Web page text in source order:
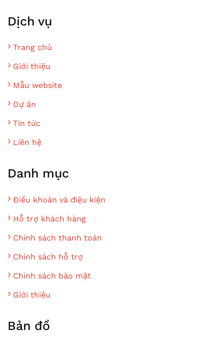
Dịch vụ
Trang chủ
Giới thiệu
Mẫu website
Dự án
Tin tức
Liên hệ
Danh mục
Điều khoản và điệu kiện
Hỗ trợ khách hàng
Chính sách thanh toán
Chính sách hỗ trợ
Chính sách bảo mật
Giới thiệu
Bản đồ